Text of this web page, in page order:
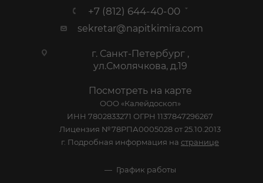
+7 (812) 644-40-00
sekretar@napitkimira.com
г. Санкт-Петербург ,
ул.Смолячкова, д.19
Посмотреть на карте
ООО «Калейдоскоп»
ИНН 7802833271 ОГРН 1137847296267
Лицензия №78РПА0005028 от 25.10.2013
г. Подробная информация на странице
График работы